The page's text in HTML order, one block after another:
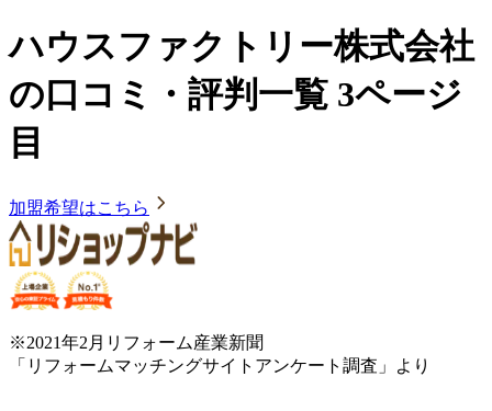
ハウスファクトリー株式会社
の口コミ・評判一覧 3ページ
目
加盟希望はこちら
※2021年2月リフォーム産業新聞
「リフォームマッチングサイトアンケート調査」より